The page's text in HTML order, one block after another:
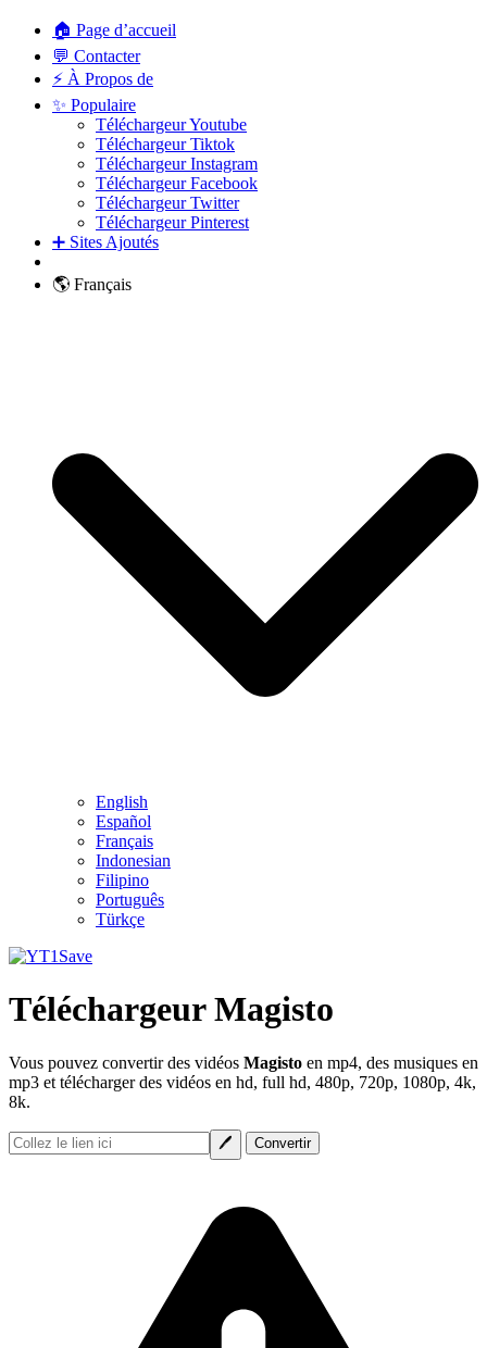
🏠 Page d’accueil
💬 Contacter
⚡ À Propos de
✨ Populaire
Téléchargeur Youtube
Téléchargeur Tiktok
Téléchargeur Instagram
Téléchargeur Facebook
Téléchargeur Twitter
Téléchargeur Pinterest
➕ Sites Ajoutés
🌎 Français
English
Español
Français
Indonesian
Filipino
Português
Türkçe
Téléchargeur Magisto
Vous pouvez convertir des vidéos Magisto en mp4, des musiques en
mp3 et télécharger des vidéos en hd, full hd, 480p, 720p, 1080p, 4k,
8k.